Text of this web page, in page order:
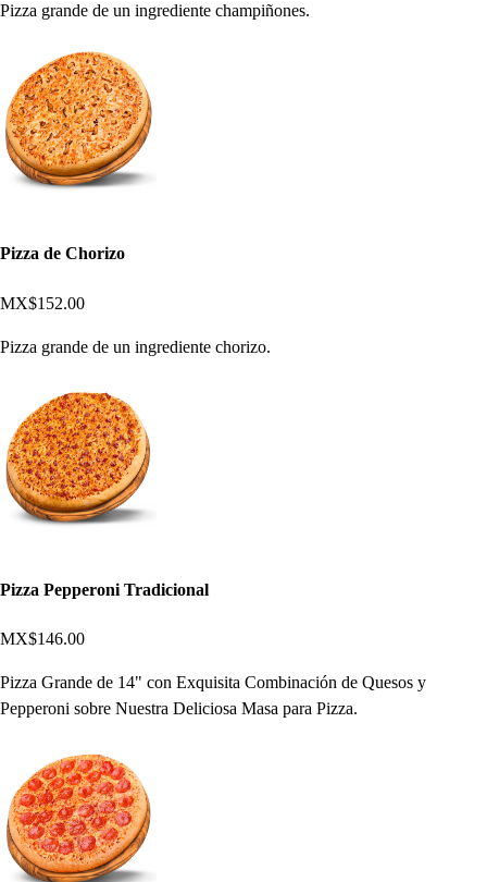
Pizza grande de un ingrediente champiñones.
Pizza de Chorizo
MX$152.00
Pizza grande de un ingrediente chorizo.
Pizza Pepperoni Tradicional
MX$146.00
Pizza Grande de 14" con Exquisita Combinación de Quesos y
Pepperoni sobre Nuestra Deliciosa Masa para Pizza.